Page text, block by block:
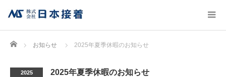
Home お知らせ 2025年夏季休暇のお知らせ
2025 2025年夏季休暇のお知らせ